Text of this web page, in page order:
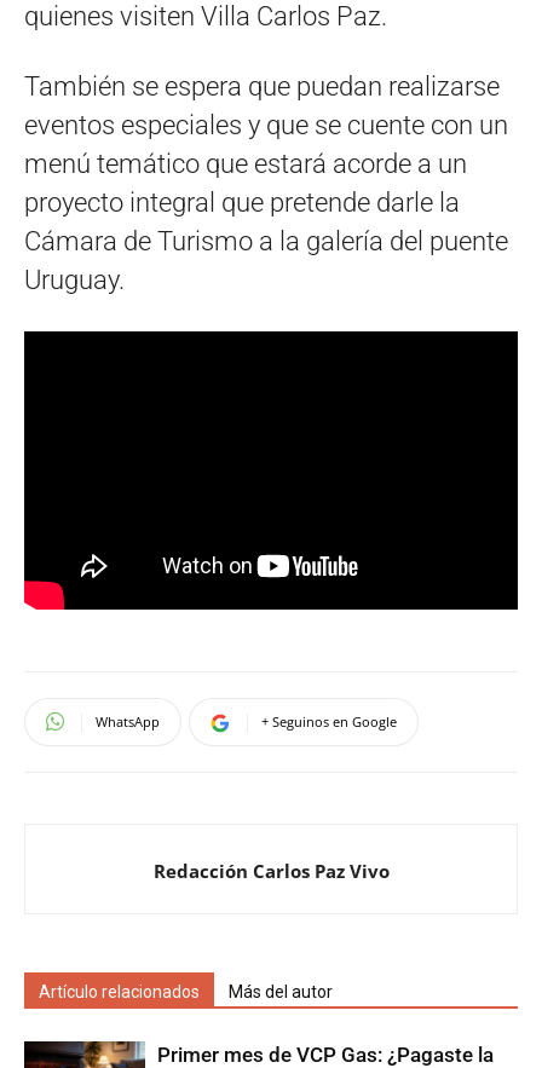
quienes visiten Villa Carlos Paz.
También se espera que puedan realizarse
eventos especiales y que se cuente con un
menú temático que estará acorde a un
proyecto integral que pretende darle la
Cámara de Turismo a la galería del puente
Uruguay.
WhatsApp + Seguinos en Google
Redacción Carlos Paz Vivo
Artículo relacionados Más del autor
Primer mes de VCP Gas: ¿Pagaste la